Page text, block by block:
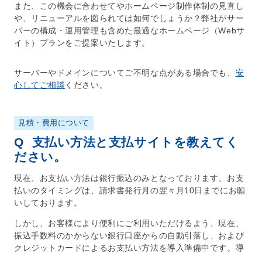
また、この機会に合わせてやホームページ制作体制の見直し
や、リニューアルを図られては如何でしょうか？弊社がサー
バーの構成・運用管理も含めた最適なホームページ （Webサ
イト ）プランをご提案いたします。
サーバーや ドメインについてご不明な点がある場合でも、 安
心してご相談 ください。
見積・費用について
Q
支払い方法と支払サイトを教えてく
ださい。
現在、お支払い方法は銀行振込のみとなっております。お支
払いのタイミングは、請求書発行月の翌々月10日までにお願
いしております。
しかし、お客様により便利にご利用いただけるよう、現在、
振込手数料のかからない銀行口座からの自動引落し、および
クレジットカードによるお支払い方法を導入準備中です。導